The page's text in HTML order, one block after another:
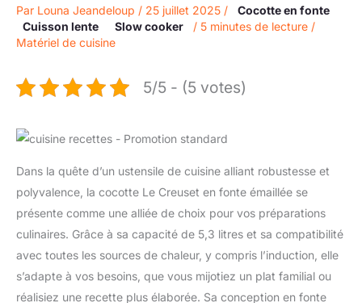
Par Louna Jeandeloup / 25 juillet 2025 /
Cocotte en fonte
Cuisson lente
Slow cooker / 5 minutes de lecture /
Matériel de cuisine
5/5 - (5 votes)
Dans la quête d’un ustensile de cuisine alliant robustesse et
polyvalence, la cocotte Le Creuset en fonte émaillée se
présente comme une alliée de choix pour vos préparations
culinaires. Grâce à sa capacité de 5,3 litres et sa compatibilité
avec toutes les sources de chaleur, y compris l’induction, elle
s’adapte à vos besoins, que vous mijotiez un plat familial ou
réalisiez une recette plus élaborée. Sa conception en fonte